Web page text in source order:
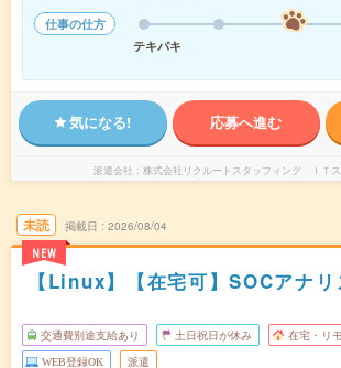
仕事の仕方
テキパキ
気になる! 応募へ進む
派遣会社 株式会社リクルートスタッフィング ＩＴ
未読
NEW
掲載日 2026/08/04
【Linux】【在宅可】SOCアナ
交通費別途支給あり 土日祝日が休み 在宅・リ
WEB登録OK 派遣